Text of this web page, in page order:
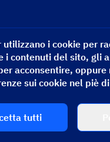
utilizzano i cookie per
i contenuti del sito, gli
acconsentire,
sui cookie nel piè
tutti